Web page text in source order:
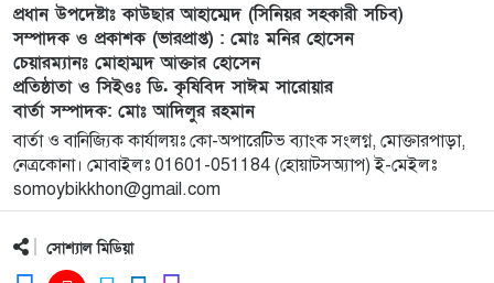
মুন্সী ছাবির উদ্দিন আহ্ম্মদ ওয়াক্ ফ এস্টেট লামকাইন
জামে মসজিদের নতুন ব্যবস্থাপনা কমিটি গঠন:
১০
পূর্বধলায় যে বিদ্যালয়ে পড়েছেন, সেই বিদ্যালয়েই এমপি
হিসেবে সংবর্ধিত মানসুরা আলম
১১
বি এনপি নেতা কে মারধর দলিল লেখক রহিছ কে প্রধান
আসামি করে থানায় অভিযোগ। ‎
১২
প্রধান উপদেষ্টাঃ কাউছার আহাম্মেদ (সিনিয়র সহকারী সচিব)
সম্পাদক ও প্রকাশক (ভারপ্রাপ্ত) : মোঃ মনির হোসেন
চেয়ারম্যানঃ মোহাম্মদ আক্তার হোসেন
প্রতিষ্ঠাতা ও সিইওঃ ডি. কৃষিবিদ সাঈম সারোয়ার
বার্তা সম্পাদক: মোঃ আদিলুর রহমান
বার্তা ও বানিজ্যিক কার্যালয়ঃ কো-অপারেটিভ ব্যাংক সংলগ্ন, মোক্তারপাড়া,
নেত্রকোনা। মোবাইলঃ 01601-051184 (হোয়াটসঅ্যাপ) ই-মেইলঃ
somoybikkhon@gmail.com
সোশ্যাল মিডিয়া